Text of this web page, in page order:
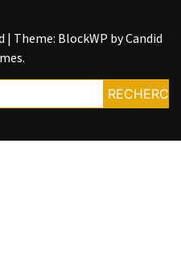
| Theme: BlockWP byCandid
.